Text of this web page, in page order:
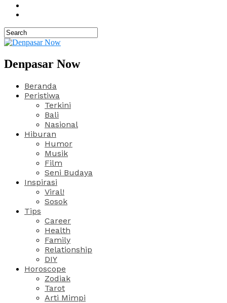
Denpasar Now
Beranda
Peristiwa
Terkini
Bali
Nasional
Hiburan
Humor
Musik
Film
Seni Budaya
Inspirasi
Viral!
Sosok
Tips
Career
Health
Family
Relationship
DIY
Horoscope
Zodiak
Tarot
Arti Mimpi